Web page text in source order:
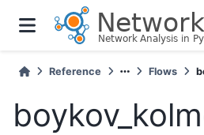
Reference Flows